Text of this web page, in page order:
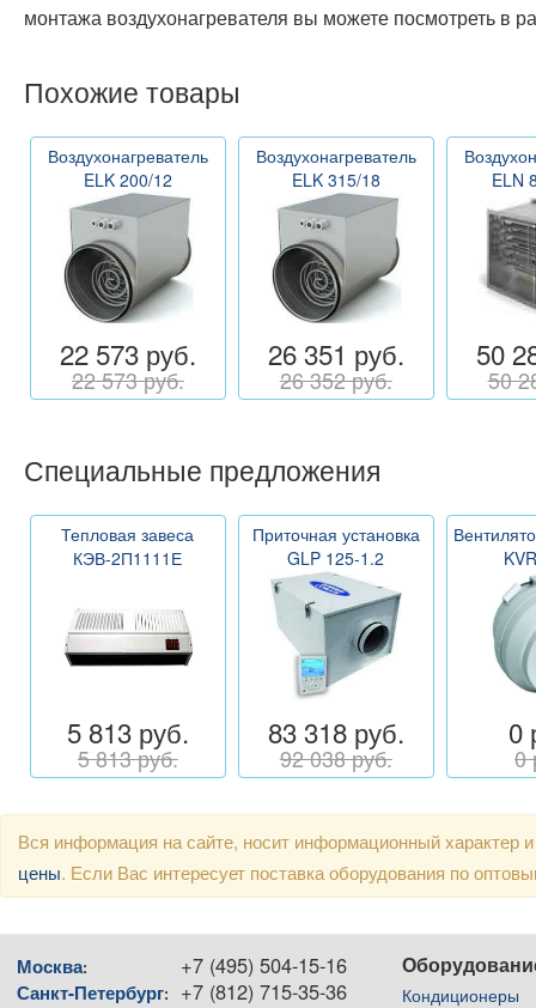
монтажа воздухонагревателя вы можете посмотреть в
Похожие товары
Воздухонагреватель
ELK 200/12
22 573 руб.
22 573 руб.
Воздухонагреватель
ELK 315/18
26 351 руб.
26 352 руб.
ELN
50
50
Специальные предложения
Тепловая завеса
КЭВ-2П1111Е
5 813 руб.
5 813 руб.
Приточная установка
GLP 125-1.2
83 318 руб.
92 038 руб.
0
0
Вся информация на сайте, носит информационный
цены. Если Вас интересует поставка оборудования по
Москва: +7 (495) 504-15-16
Санкт-Петербург: +7 (812) 715-35-36
Кондиционеры